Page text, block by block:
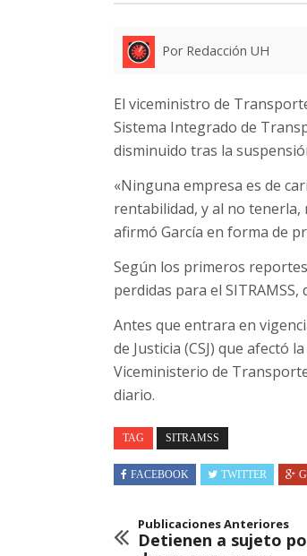
Por Redacción UH
El viceministro de
Sistema Integrado de
disminuido tras la
«Ninguna empresa es de
rentabilidad, y al no
afirmó García en forma de
Según los primeros
perdidas para el
Antes que entrara en
de Justicia (CSJ) que afectó
Viceministerio de
diario.
TAG SITRAMSS
FACEBOOK TWITTER
Publicaciones Anteriores
Detienen a sujeto